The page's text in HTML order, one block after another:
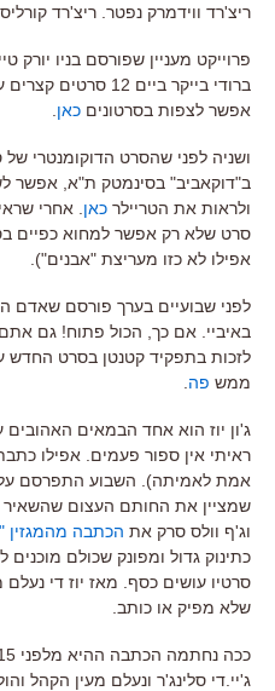
ריצ'רד ווידמרק נפטר. ריצ'רד
פרוייקט מעניין שפורסם בניו יורק
ברודי בייקר ביים
אפשר לצפות בסרטונים כאן
ב"דוקאביב" בסינמטק ת"א, אפשר
ולראות את הטריילר כאן . אחרי
סרט שלא רק אפשר למחוא כפיים
אפילו לא כזו מעריצת "אבנים").
לפני שבועיים בערך פורסם שאדם
באיביי. אם כך, הכול פתוח! גם אתם
לזכות בתפקיד קטנטן בסרט החדש עם
ממש פה
ג'ון יוז הוא אחד הבמאים האהובים
ראיתי אין ספור פעמים. אפילו
אמת לאמיתה). השבוע התפרסם
שמציין את החותם העצום שהשאיר
וג'ף וולס סרק את הכתבה מהמגזין
כתינוק גדול ומפונק שכולם
סרטיו עושים כסף. מאז יוז די
שלא מפיק או כותב.
ג'יי.די סלינג'ר ונעלם מעין הקהל